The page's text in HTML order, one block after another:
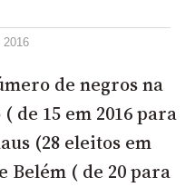
2016
de negros na
de 15 em 2016 para
(28 eleitos em
Belém ( de 20 para